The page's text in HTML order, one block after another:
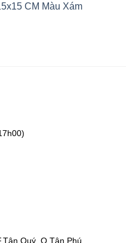
CM Màu Xám
Quý, Q.Tân Phú,